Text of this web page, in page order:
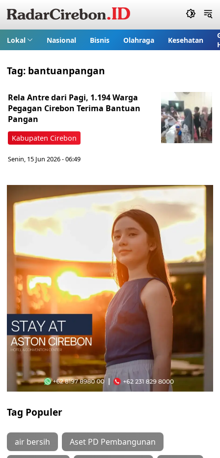
Lokal Nasional Bisnis Olahraga Kesehatan
Tag: bantuanpangan
Kabupaten Cirebon
Rela Antre dari Pagi, 1.194 Warga
Pegagan Cirebon Terima Bantuan
Pangan
Senin, 15 Jun 2026 - 06:49
Tag Populer
air bersih Aset PD Pembangunan